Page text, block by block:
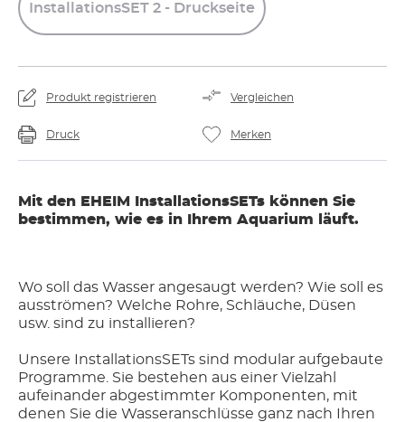
InstallationsSET 2 - Druckseite
Produkt registrieren Vergleichen
Druck Merken
Mit den EHEIM InstallationsSETs können Sie
bestimmen, wie es in Ihrem Aquarium läuft.
Wo soll das Wasser angesaugt werden? Wie soll es
ausströmen? Welche Rohre, Schläuche, Düsen
usw. sind zu installieren?
Unsere InstallationsSETs sind modular aufgebaute
Programme. Sie bestehen aus einer Vielzahl
aufeinander abgestimmter Komponenten, mit
denen Sie die Wasseranschlüsse ganz nach Ihren